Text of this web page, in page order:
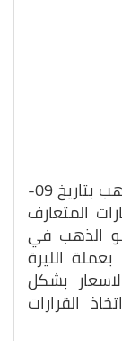
قمنا في هذه الصفحة بعرض سعر الذهب بتاريخ 09-
المتعارف
الذهب في
بعملة الليرة
بشكل
القرارات